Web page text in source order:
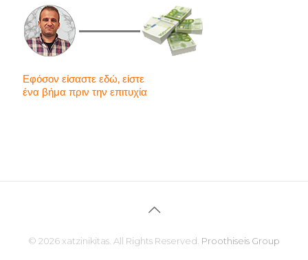
Εφόσον είσαστε εδώ, είστε
ένα βήμα πριν την επιτυχία
© 2026 xatzinikitas. All Rights Reserved. Proothiseis Group